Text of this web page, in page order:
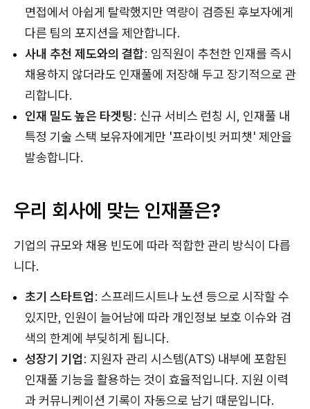
면접에서 아쉽게 탈락했지만 역량이 검증된 후보자에게
다른 팀의 포지션을 제안합니다.
사내 추천 제도와의 결합: 임직원이 추천한 인재를 즉시
채용하지 않더라도 인재풀에 저장해 두고 장기적으로 관
리합니다.
인재 밀도 높은 타겟팅: 신규 서비스 런칭 시, 인재풀 내
특정 기술 스택 보유자에게만 '프라이빗 커피챗' 제안을
발송합니다.
우리 회사에 맞는 인재풀은?
기업의 규모와 채용 빈도에 따라 적합한 관리 방식이 다릅
니다.
초기 스타트업: 스프레드시트나 노션 등으로 시작할 수
있지만, 인원이 늘어남에 따라 개인정보 보호 이슈와 검
색의 한계에 부딪히게 됩니다.
성장기 기업: 지원자 관리 시스템(ATS) 내부에 포함된
인재풀 기능을 활용하는 것이 효율적입니다. 지원 이력
과 커뮤니케이션 기록이 자동으로 남기 때문입니다.